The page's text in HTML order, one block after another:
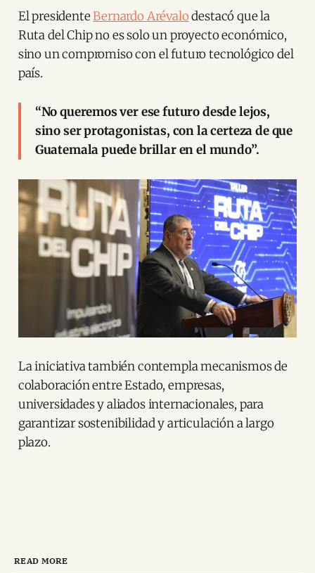
El presidenteBernardo Arévalodestacó que la
Ruta del Chip no es solo un proyecto económico,
sino un compromiso con el futuro tecnológico del
país.
“No queremos ver ese futuro desde lejos,
sino ser protagonistas, con la certeza de que
Guatemala puede brillar en el mundo”.
La iniciativa también contempla mecanismos de
colaboración entre Estado, empresas,
universidades y aliados internacionales, para
garantizar sostenibilidad y articulación a largo
plazo.
READ MORE